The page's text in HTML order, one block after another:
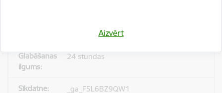
Aizvērt
apmeklētājs izmanto vietni.
24 stundas
_ga_F5L6BZ9QW1